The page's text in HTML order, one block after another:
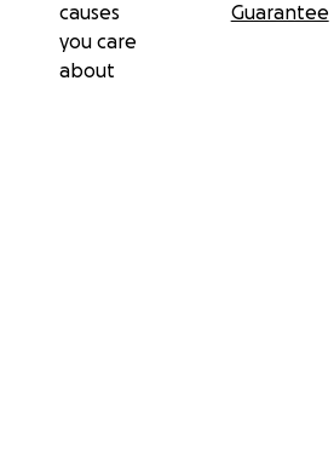
causes
you care
about
Guarantee